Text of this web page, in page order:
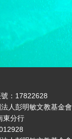
：17822628
人彭明敏文教基金會
東分行